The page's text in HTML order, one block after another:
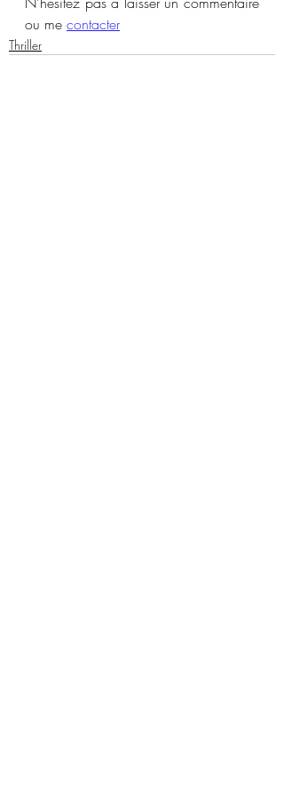
ou me contacter
Thriller